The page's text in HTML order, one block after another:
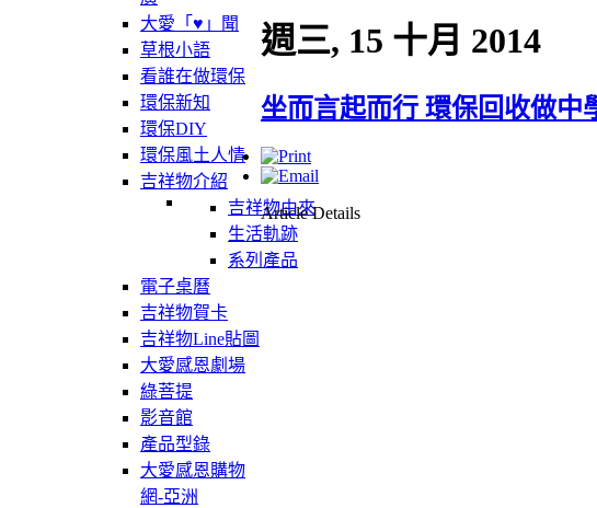
大愛「♥」聞
草根小語
看誰在做環保
環保新知
環保DIY
環保風土人情
吉祥物介紹
吉祥物由來
生活軌跡
系列產品
電子桌曆
吉祥物賀卡
吉祥物Line貼圖
大愛感恩劇場
綠菩提
影音館
產品型錄
大愛感恩購物
網-亞洲
週三, 15 十月 2014
坐而言起而行 環保回收做中
Article Details